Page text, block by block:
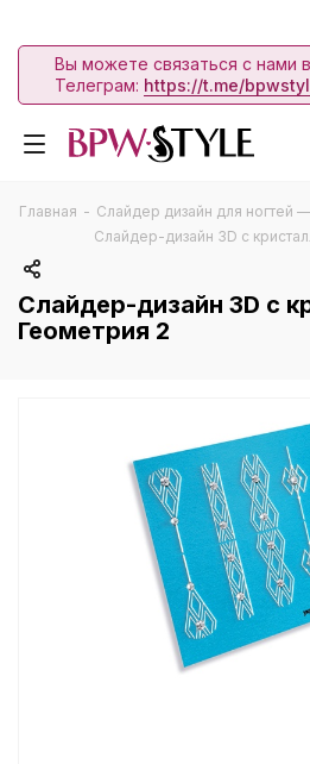
Вы можете связаться с нами в
Телеграм: https://t.me/
Главная - Слайдер дизайн для ногтей
Слайдер-дизайн 3D с
Слайдер-дизайн 3D с
Геометрия 2